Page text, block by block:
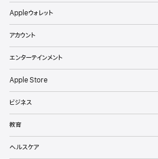
Appleウォレット
アカウント
エンターテインメント
Apple Store
ビジネス
教育
ヘルスケア